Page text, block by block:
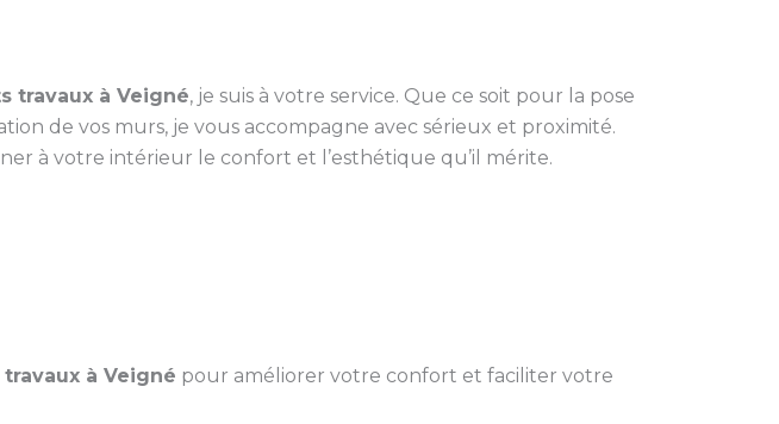
travaux à Veigné, je suis à votre service. Que ce soit pour la pose
de vos murs, je vous accompagne avec sérieux et proximité.
à votre intérieur le confort et l’esthétique qu’il mérite.
à Veigné pour améliorer votre confort et faciliter votre